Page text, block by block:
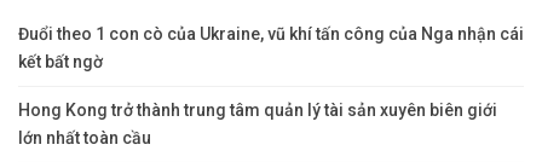
Đuổi theo 1 con cò của Ukraine, vũ khí tấn công của Nga nhận cái
kết bất ngờ
Hong Kong trở thành trung tâm quản lý tài sản xuyên biên giới
lớn nhất toàn cầu